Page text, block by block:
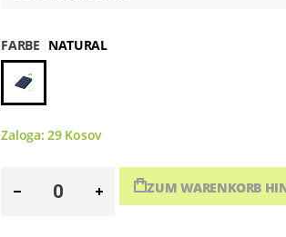
FARBE NATURAL
Zaloga:29Kosov
ZUM WARENKORB